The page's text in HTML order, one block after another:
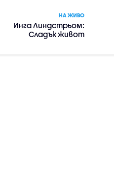
НА ЖИВО
Инга Линдстрьом:
Сладък живот